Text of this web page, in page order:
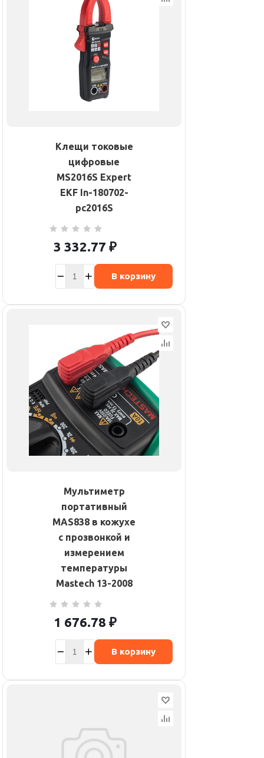
Клещи токовые
цифровые
MS2016S Expert
EKF In-180702-
pc2016S
3 332.77 ₽
В корзину
Мультиметр
портативный
MAS838 в кожухе
с прозвонкой и
измерением
температуры
Mastech 13-2008
1 676.78 ₽
В корзину